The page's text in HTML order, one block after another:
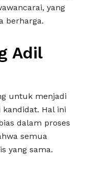
yang
berharga.
Adil
untuk menjadi
Hal ini
dalam proses
semua
yang sama.